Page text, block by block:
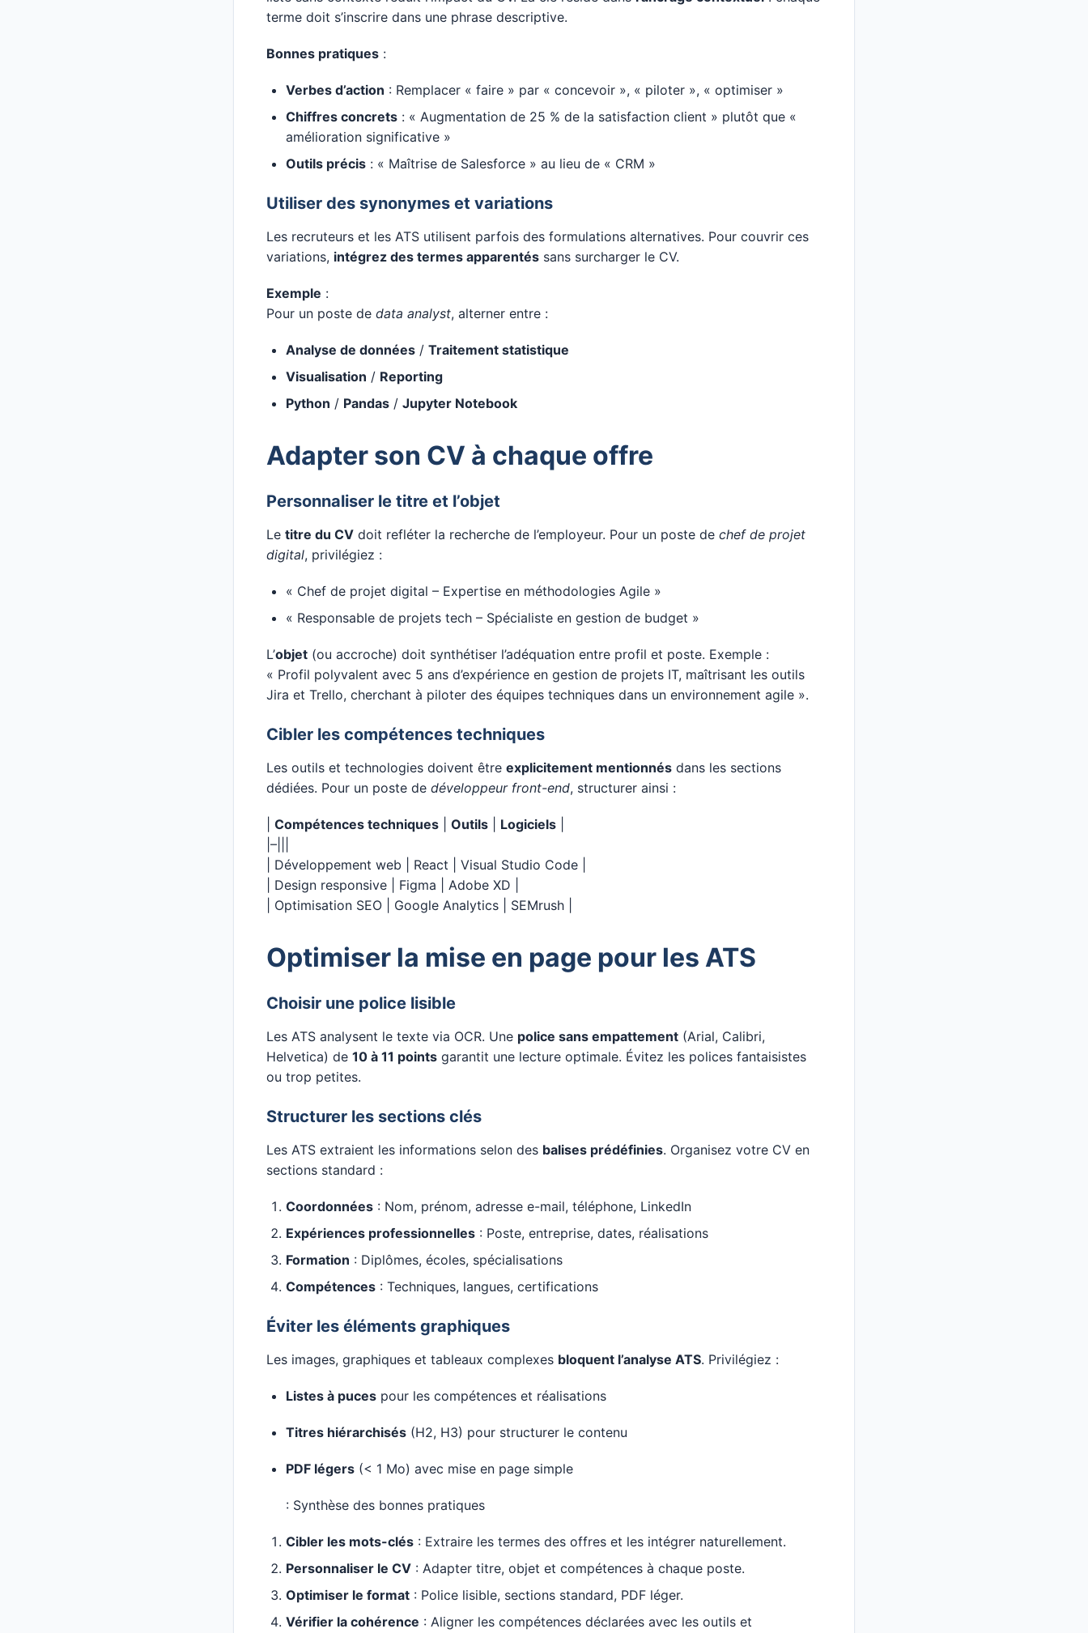
terme doit s’inscrire dans une phrase descriptive.
Bonnes pratiques :
Verbes d’action : Remplacer « faire » par « concevoir », « piloter », « optimiser »
Chiffres concrets : « Augmentation de 25 % de la satisfaction client » plutôt que «
amélioration significative »
Outils précis : « Maîtrise de Salesforce » au lieu de « CRM »
Utiliser des synonymes et variations
Les recruteurs et les ATS utilisent parfois des formulations alternatives. Pour couvrir ces
variations, intégrez des termes apparentés sans surcharger le CV.
Exemple :
Pour un poste de data analyst, alterner entre :
Analyse de données / Traitement statistique
Visualisation / Reporting
Python / Pandas / Jupyter Notebook
Adapter son CV à chaque offre
Personnaliser le titre et l’objet
Le titre du CV doit refléter la recherche de l’employeur. Pour un poste de chef de projet
digital, privilégiez :
« Chef de projet digital – Expertise en méthodologies Agile »
« Responsable de projets tech – Spécialiste en gestion de budget »
L’objet (ou accroche) doit synthétiser l’adéquation entre profil et poste. Exemple :
« Profil polyvalent avec 5 ans d’expérience en gestion de projets IT, maîtrisant les outils
Jira et Trello, cherchant à piloter des équipes techniques dans un environnement agile ».
Cibler les compétences techniques
Les outils et technologies doivent être explicitement mentionnés dans les sections
dédiées. Pour un poste de développeur front-end, structurer ainsi :
Compétences techniques Outils Logiciels
|–|||
| Développement web | React | Visual Studio Code |
| Design responsive | Figma | Adobe XD |
| Optimisation SEO | Google Analytics | SEMrush |
Optimiser la mise en page pour les ATS
Choisir une police lisible
Les ATS analysent le texte via OCR. Une police sans empattement (Arial, Calibri,
Helvetica) de 10 à 11 points garantit une lecture optimale. Évitez les polices fantaisistes
ou trop petites.
Structurer les sections clés
Les ATS extraient les informations selon des balises prédéfinies. Organisez votre CV en
sections standard :
Coordonnées : Nom, prénom, adresse e-mail, téléphone, LinkedIn
Expériences professionnelles : Poste, entreprise, dates, réalisations
Formation : Diplômes, écoles, spécialisations
Compétences : Techniques, langues, certifications
Éviter les éléments graphiques
Les images, graphiques et tableaux complexes bloquent l’analyse ATS. Privilégiez :
Listes à puces pour les compétences et réalisations
Titres hiérarchisés (H2, H3) pour structurer le contenu
PDF légers (< 1 Mo) avec mise en page simple
: Synthèse des bonnes pratiques
Cibler les mots-clés : Extraire les termes des offres et les intégrer naturellement.
Personnaliser le CV : Adapter titre, objet et compétences à chaque poste.
Optimiser le format : Police lisible, sections standard, PDF léger.
Vérifier la cohérence : Aligner les compétences déclarées avec les outils et